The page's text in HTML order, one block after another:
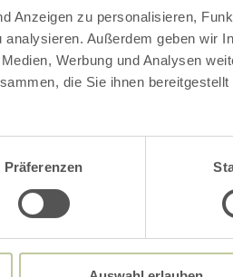
Anzeigen zu personalisieren,
Außerdem geben wir
Werbung und Analysen
die Sie ihnen
Präferenzen
E-